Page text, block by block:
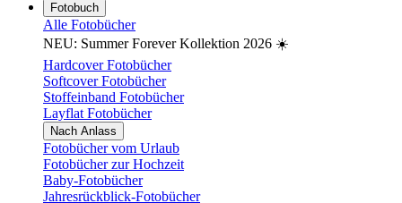
Fotobuch
Alle Fotobücher
NEU: Summer Forever Kollektion 2026 ☀️
Hardcover Fotobücher
Softcover Fotobücher
Stoffeinband Fotobücher
Layflat Fotobücher
Nach Anlass
Fotobücher vom Urlaub
Fotobücher zur Hochzeit
Baby-Fotobücher
Jahresrückblick-Fotobücher